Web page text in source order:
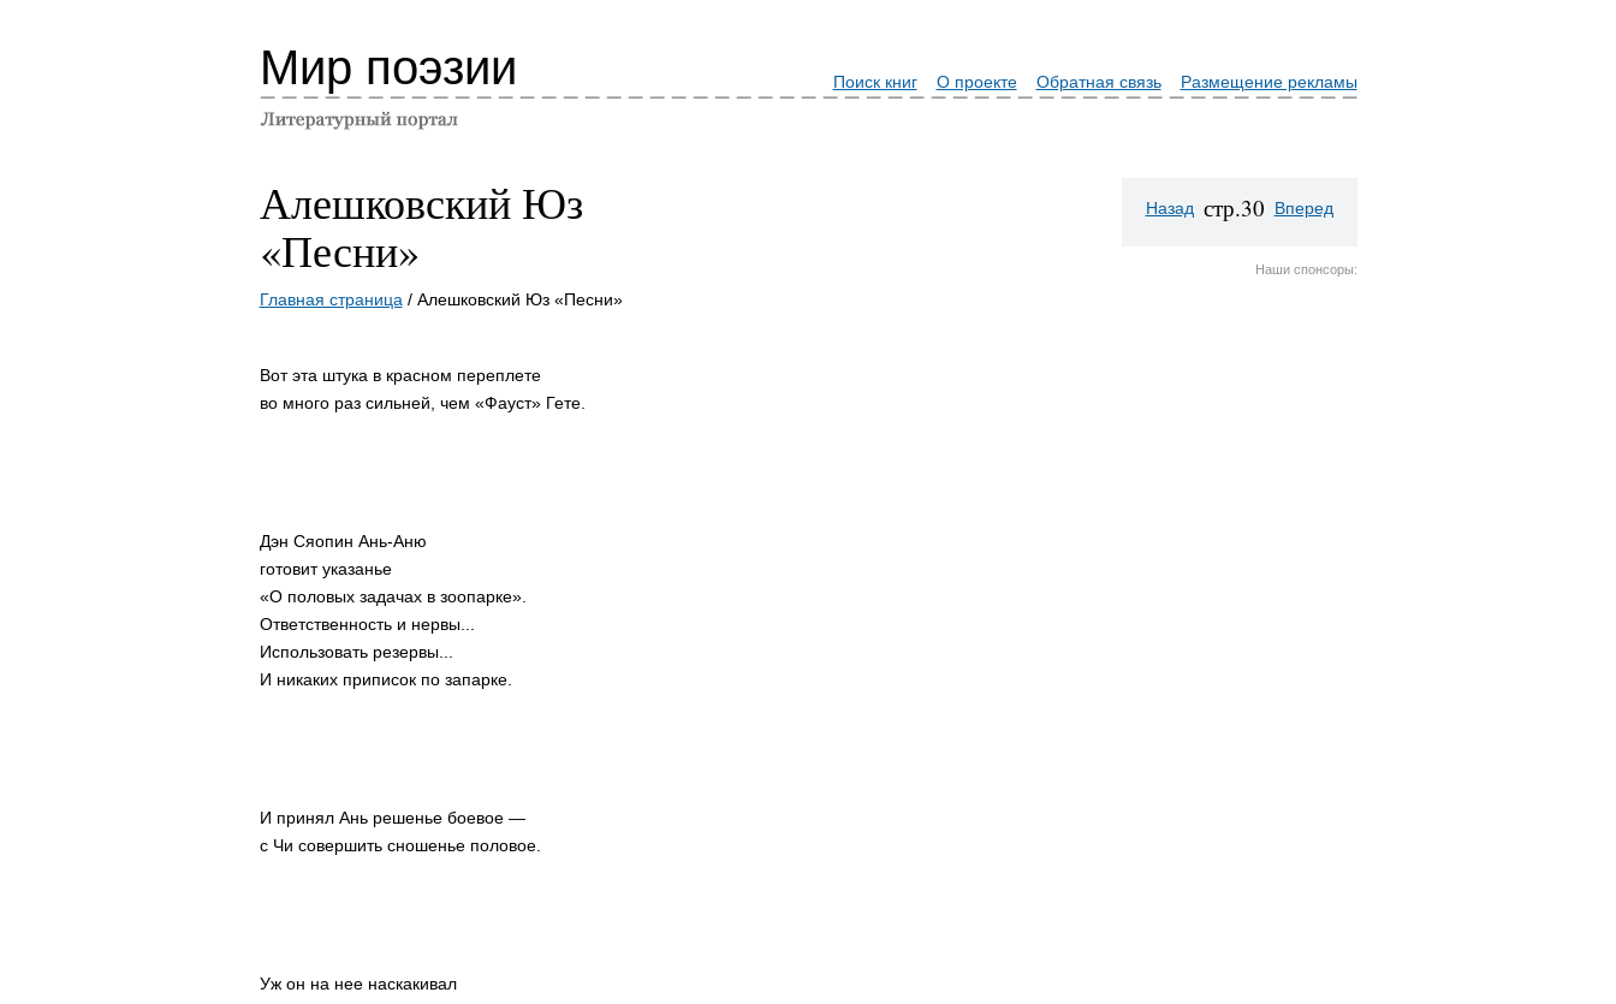
Мир поэзии Поиск книг О проекте Обратная связь Размещение рекламы
Алешковский Юз
«Песни»
Главная страница / Алешковский Юз «Песни»
Вот эта штука в красном переплете
во много раз сильней, чем «Фауст» Гете.
Дэн Сяопин Ань-Аню
готовит указанье
«О половых задачах в зоопарке».
Ответственность и нервы...
Использовать резервы...
И никаких приписок по запарке.
И принял Ань решенье боевое —
с Чи совершить сношенье половое.
Уж он на нее наскакивал
Назад стр.30 Вперед
Наши спонсоры: